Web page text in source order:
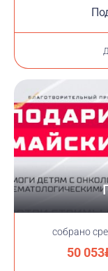
cобрано
50